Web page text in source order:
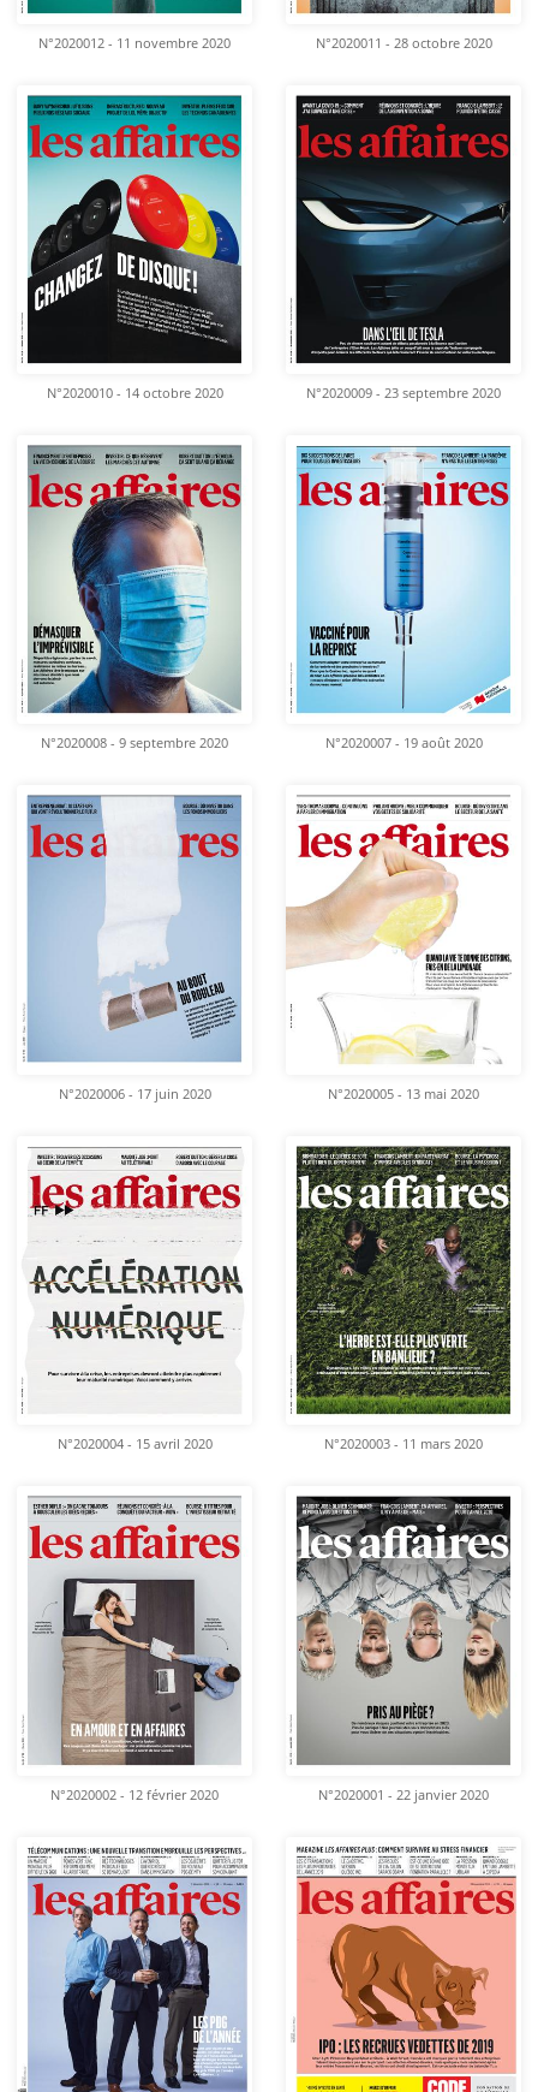
N°2020012 - 11 novembre 2020 N°2020011 - 28 octobre 2020
N°2020010 - 14 octobre 2020 N°2020009 - 23 septembre 2020
N°2020008 - 9 septembre 2020 N°2020007 - 19 août 2020
N°2020006 - 17 juin 2020 N°2020005 - 13 mai 2020
N°2020004 - 15 avril 2020 N°2020003 - 11 mars 2020
N°2020002 - 12 février 2020 N°2020001 - 22 janvier 2020